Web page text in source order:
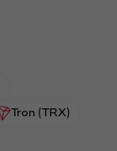
Tron (TRX)